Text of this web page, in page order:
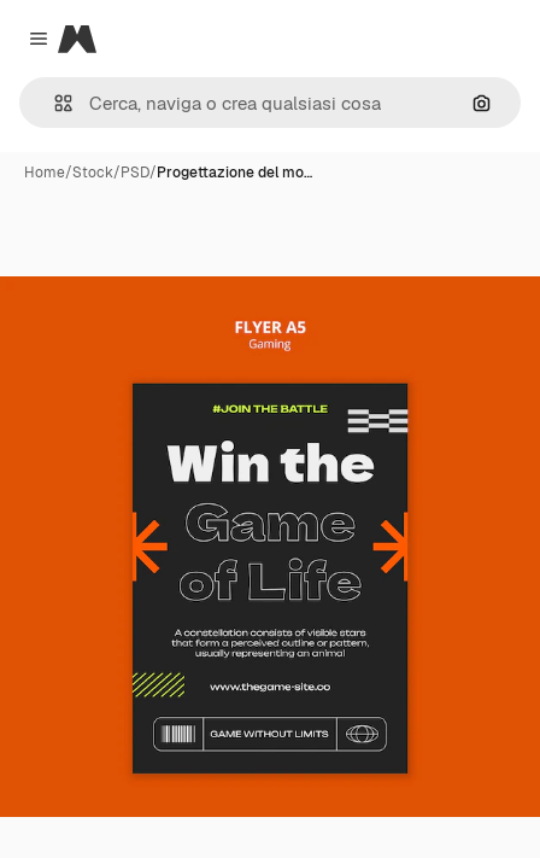
Close menu
Magnific
Cerca
Home/Stock/PSD/Progettazione del mo…